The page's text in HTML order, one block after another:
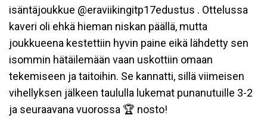
isäntäjoukkue @eraviikingitp17edustus . Ottelussa
kaveri oli ehkä hieman niskan päällä, mutta
joukkueena kestettiin hyvin paine eikä lähdetty sen
isommin hätäilemään vaan uskottiin omaan
tekemiseen ja taitoihin. Se kannatti, sillä viimeisen
vihellyksen jälkeen taululla lukemat punanutuille 3-2
ja seuraavana vuorossa 🏆 nosto!